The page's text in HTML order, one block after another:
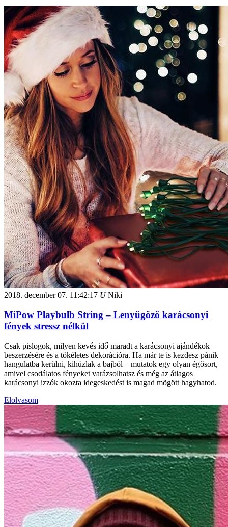
2018. december 07. 11:42:17 UNiki
MiPow Playbulb String – Lenyűgöző karácsonyi
fények stressz nélkül
Csak pislogok, milyen kevés idő maradt a karácsonyi ajándékok
beszerzésére és a tökéletes dekorációra. Ha már te is kezdesz pánik
hangulatba kerülni, kihúzlak a bajból – mutatok egy olyan égősort,
amivel csodálatos fényeket varázsolhatsz és még az átlagos
karácsonyi izzók okozta idegeskedést is magad mögött hagyhatod.
Elolvasom